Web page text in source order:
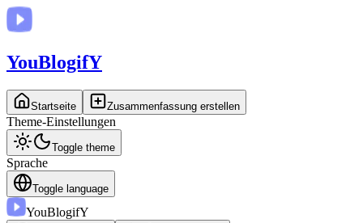
YouBlogifY
Startseite Zusammenfassung erstellen
Theme-Einstellungen
Toggle theme
Sprache
Toggle language
YouBlogifY